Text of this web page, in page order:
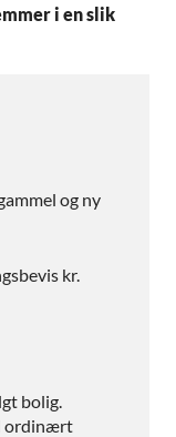
i en slik
og ny
kr.
bolig.
ordinært